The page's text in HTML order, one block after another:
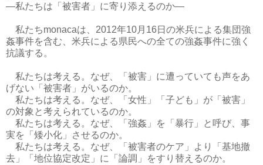
—私たちは「被害者」に寄り添えるのか—
私たちmonacaは、2012年10月16日の米兵による集団強
姦事件を含む、米兵による県民への全ての強姦事件に強く
抗議する。
私たちは考える。なぜ、「被害」に遭っていても声をあ
げない「被害者」がいるのか。
私たちは考える。なぜ、「女性」「子ども」が「被害」
の対象と考えられているのか。
私たちは考える。なぜ、「強姦」を「暴行」と呼び、事
実を「矮小化」させるのか。
私たちは考える。なぜ、「被害者のケア」より「基地撤
去」「地位協定改定」に「論調」をすり替えるのか。